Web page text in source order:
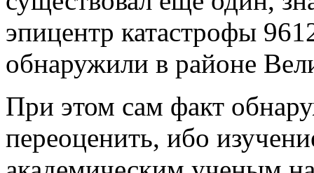
эпицентр катастрофы
обнаружили в районе
При этом сам факт
переоценить, ибо